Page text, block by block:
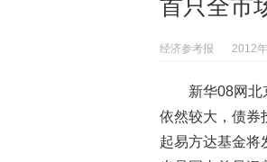
首只全市
经济参考报 2012
新华08网
依然较大，债券
起易方达基金